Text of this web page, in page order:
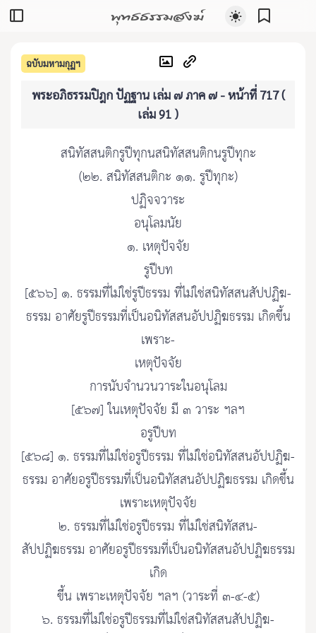
พุทธธรรมสงฆ์
ฉบับมหามกุฏฯ
พระอภิธรรมปิฎก ปัฏฐาน เล่ม ๗ ภาค ๗ - หน้าที่ 717 (
เล่ม 91 )
สนิทัสสนติกรูปีทุกนสนิทัสสนติกนรูปีทุกะ
(๒๒. สนิทัสสนติกะ ๑๑. รูปีทุกะ)
ปฏิจจวาระ
อนุโลมนัย
๑. เหตุปัจจัย
รูปีบท
[๕๖๖] ๑. ธรรมที่ไม่ใช่รูปีธรรม ที่ไม่ใช่สนิทัสสนสัปปฏิฆ-
ธรรม อาศัยรูปีธรรมที่เป็นอนิทัสสนอัปปฏิฆธรรม เกิดขึ้น
เพราะ-
เหตุปัจจัย
การนับจำนวนวาระในอนุโลม
[๕๖๗] ในเหตุปัจจัย มี ๓ วาระ ฯลฯ
อรูปีบท
[๕๖๘] ๑. ธรรมที่ไม่ใช่อรูปีธรรม ที่ไม่ใช่อนิทัสสนอัปปฏิฆ-
ธรรม อาศัยอรูปีธรรมที่เป็นอนิทัสสนอัปปฏิฆธรรม เกิดขึ้น
เพราะเหตุปัจจัย
๒. ธรรมที่ไม่ใช่อรูปีธรรม ที่ไม่ใช่สนิทัสสน-
สัปปฏิฆธรรม อาศัยอรูปีธรรมที่เป็นอนิทัสสนอัปปฏิฆธรรม
เกิด
ขึ้น เพราะเหตุปัจจัย ฯลฯ (วาระที่ ๓-๔-๕)
๖. ธรรมที่ไม่ใช่อรูปีธรรมที่ไม่ใช่สนิทัสสนสัปปฏิฆ-